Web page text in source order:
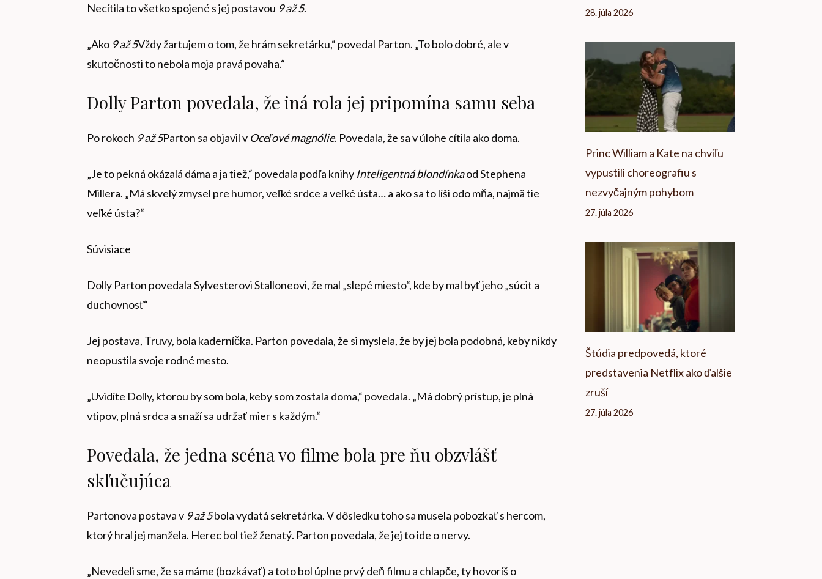
Necítila to všetko spojené s jej postavou 9 až 5.
„Ako 9 až 5Vždy žartujem o tom, že hrám sekretárku,“ povedal Parton. „To bolo dobré, ale v
skutočnosti to nebola moja pravá povaha.“
Dolly Parton povedala, že iná rola jej pripomína samu seba
Po rokoch 9 až 5Parton sa objavil v Oceľové magnólie. Povedala, že sa v úlohe cítila ako doma.
„Je to pekná okázalá dáma a ja tiež,“ povedala podľa knihy Inteligentná blondínkaod Stephena
Millera. „Má skvelý zmysel pre humor, veľké srdce a veľké ústa… a ako sa to líši odo mňa, najmä tie
veľké ústa?“
Súvisiace
Dolly Parton povedala Sylvesterovi Stalloneovi, že mal „slepé miesto“, kde by mal byť jeho „súcit a
duchovnosť“
Jej postava, Truvy, bola kaderníčka. Parton povedala, že si myslela, že by jej bola podobná, keby nikdy
neopustila svoje rodné mesto.
„Uvidíte Dolly, ktorou by som bola, keby som zostala doma,“ povedala. „Má dobrý prístup, je plná
vtipov, plná srdca a snaží sa udržať mier s každým.“
Povedala, že jedna scéna vo filme bola pre ňu obzvlášť
skľučujúca
Partonova postava v 9 až 5bola vydatá sekretárka. V dôsledku toho sa musela pobozkať s hercom,
ktorý hral jej manžela. Herec bol tiež ženatý. Parton povedala, že jej to ide o nervy.
„Nevedeli sme, že sa máme (bozkávať) a toto bol úplne prvý deň filmu a chlapče, ty hovoríš o
28. júla 2026
Princ William a Kate na chvíľu
vypustili choreografiu s
nezvyčajným pohybom
27. júla 2026
Štúdia predpovedá, ktoré
predstavenia Netflix ako ďalšie
zruší
27. júla 2026